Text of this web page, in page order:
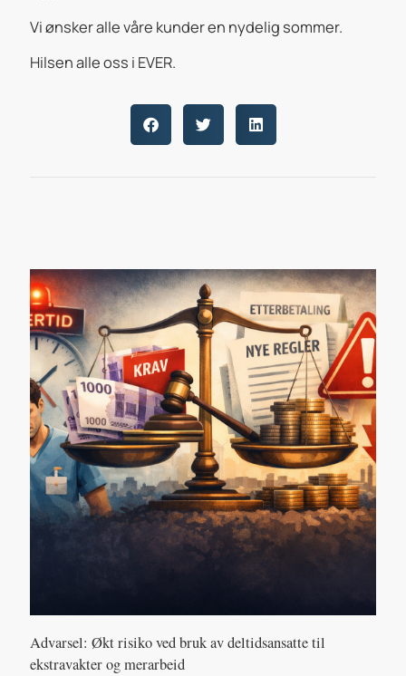
Vi ønsker alle våre kunder en nydelig sommer.
Hilsen alle oss i EVER.
Advarsel: Økt risiko ved bruk av deltidsansatte til
ekstravakter og merarbeid